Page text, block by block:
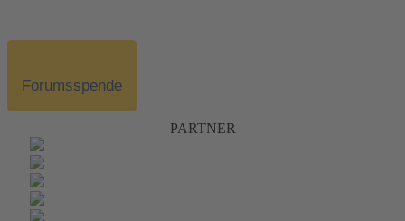
Forumsspende
PARTNER